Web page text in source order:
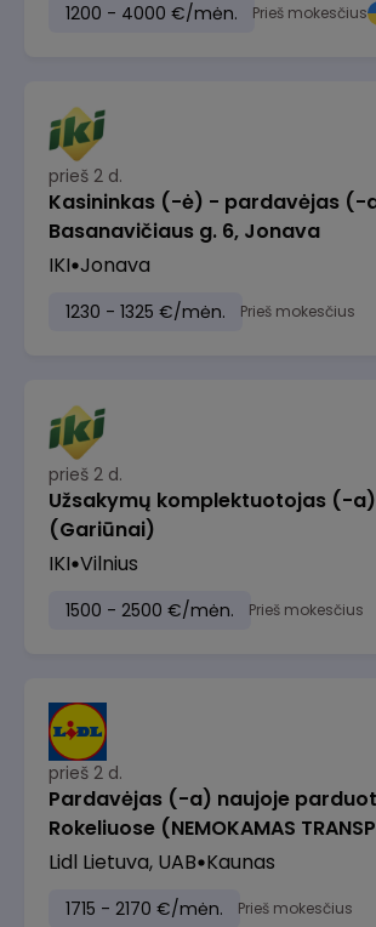
1200 - 4000 €/mėn. Prieš mokesčius
prieš 2 d.
Kasininkas (-ė) - pardavėjas (-
Basanavičiaus g. 6, Jonava
IKI Jonava
1230 - 1325 €/mėn. Prieš mokesčius
prieš 2 d.
Užsakymų komplektuotojas (-
(Gariūnai)
IKI Vilnius
1500 - 2500 €/mėn. Prieš mokesčius
prieš 2 d.
Pardavėjas (-a) naujoje
Rokeliuose (NEMOKAMAS
Lidl Lietuva, UAB Kaunas
1715 - 2170 €/mėn. Prieš mokesčius